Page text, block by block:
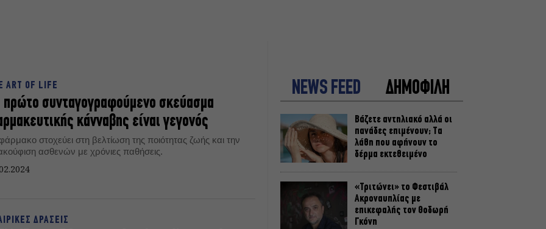
ART OF LIFE
πρώτο συνταγογραφούμενο σκεύασμα
κάνναβης είναι γεγονός
στοχεύει στη βελτίωση της ποιότητας ζωής και την
ασθενών με χρόνιες παθήσεις.
ΔΡΑΣΕΙΣ
NEWS FEED ΔΗΜΟΦΙΛΗ
Βάζετε αντηλιακό αλλά οι
πανάδες επιμένουν; Τα
λάθη που αφήνουν το
δέρμα εκτεθειμένο
«Τριτώνει» το Φεστιβάλ
Ακροναυπλίας με
επικεφαλής τον Θοδωρή
Γκόνη